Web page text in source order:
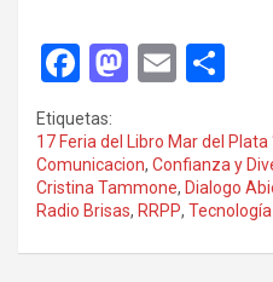
F
a
ce
b
o
o
M
st
o
d
o
E
ail m
p
ar
tir
Etiquetas:
17 Feria del Libro Mar del
Comunicacion, Confianza y
Cristina Tammone, Dialogo
Radio Brisas, RRPP, Tecnología